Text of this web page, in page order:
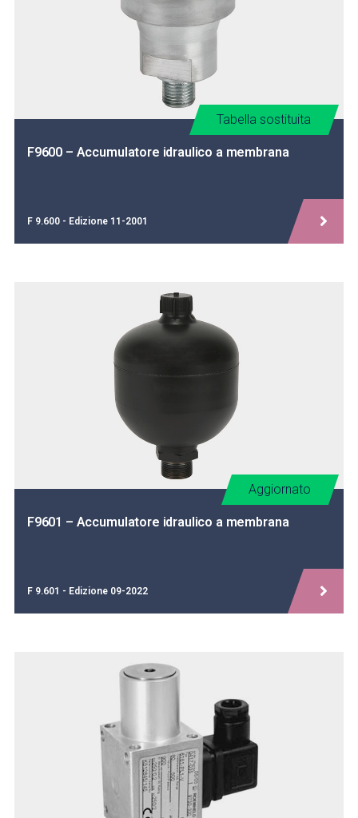
F9600 – Accumulatore idraulico a membrana
Tabella sostituita
F 9.600 - Edizione 11-2001
F9601 – Accumulatore idraulico a membrana
Aggiornato
F 9.601 - Edizione 09-2022